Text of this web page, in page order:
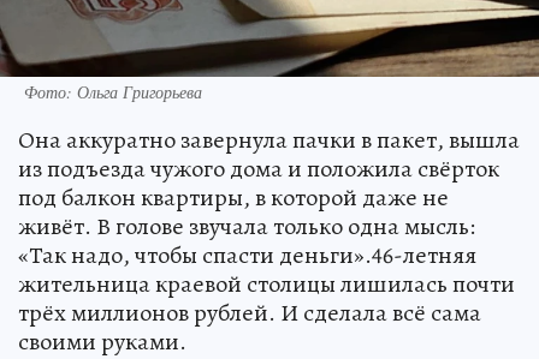
Фото: Ольга Григорьева
Она аккуратно завернула пачки в пакет, вышла
из подъезда чужого дома и положила свёрток
под балкон квартиры, в которой даже не
живёт. В голове звучала только одна мысль:
«Так надо, чтобы спасти деньги».46-летняя
жительница краевой столицы лишилась почти
трёх миллионов рублей. И сделала всё сама
своими руками.